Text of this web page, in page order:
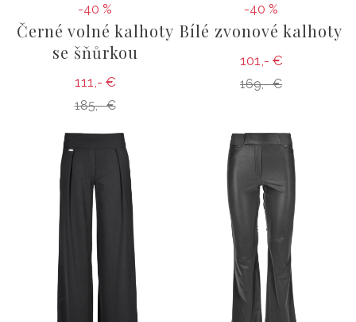
-40 %
Černé volné kalhoty
se šňůrkou
111,- €
185,- €
-40 %
Bílé zvonové kalhoty
101,- €
169,- €